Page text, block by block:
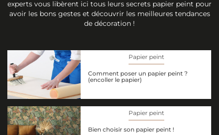
experts vous libèrent ici tous leurs secrets papier peint pour
avoir les bons gestes et découvrir les meilleures tendances
de décoration !
Papier peint
Comment poser un papier peint ?
(encoller le papier)
Papier peint
Bien choisir son papier peint !